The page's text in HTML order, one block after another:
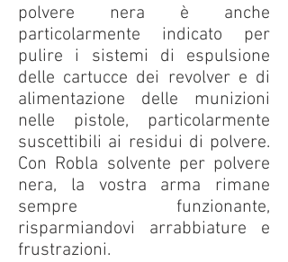
polvere nera è anche
particolarmente indicato per
pulire i sistemi di espulsione
delle cartucce dei revolver e di
alimentazione delle munizioni
nelle pistole, particolarmente
suscettibili ai residui di polvere.
Con Robla solvente per polvere
nera, la vostra arma rimane
sempre funzionante,
risparmiandovi arrabbiature e
frustrazioni.